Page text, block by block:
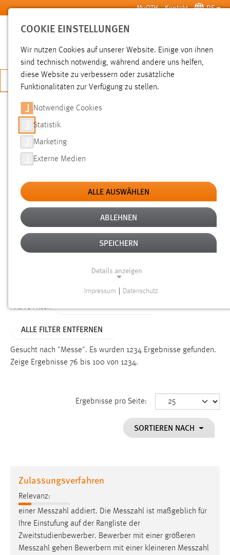
Zum Hauptinhalt springen MyOTH Kontakt DE
SUCHE
JETZT BEWERBEN
SUCHE
FILTER
Typ
Erstellungsdatum
Alter
Aktive Filter:
ALLE FILTER ENTFERNEN
Gesucht nach "Messe". Es wurden 1234 Ergebnisse gefunden.
Zeige Ergebnisse 76 bis 100 von 1234.
Ergebnisse pro Seite:
SORTIEREN NACH
Zulassungsverfahren
Relevanz:
einer Messzahl addiert. Die Messzahl ist maßgeblich für
Ihre Einstufung auf der Rangliste der
Zweitstudienbewerber. Bewerber mit einer größeren
Messzahl gehen Bewerbern mit einer kleineren Messzahl
COOKIE EINSTELLUNGEN
Wir nutzen Cookies auf unserer Website. Einige von ihnen
sind technisch notwendig, während andere uns helfen,
diese Website zu verbessern oder zusätzliche
Funktionalitäten zur Verfügung zu stellen.
Notwendige Cookies
Statistik
Marketing
Externe Medien
ALLE AUSWÄHLEN
ABLEHNEN
SPEICHERN
Details anzeigen
Funktionen und sind für die einwandfreie Funktion der
Einverständnis
cookie_consent
Dieser Cookie speichert die ausgewählten Einverständnis-
Performance
Name:
Zweck:
Impressum Datenschutz